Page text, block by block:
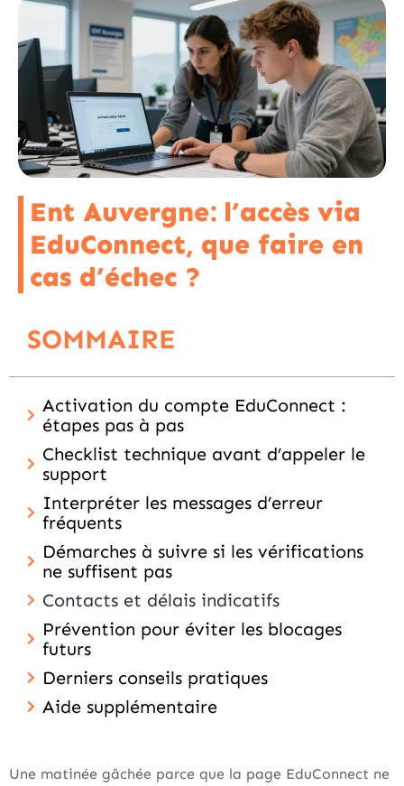
Ent Auvergne: l’accès via
EduConnect, que faire en
cas d’échec ?
SOMMAIRE
Activation du compte EduConnect :
étapes pas à pas
Checklist technique avant d’appeler le
support
Interpréter les messages d’erreur
fréquents
Démarches à suivre si les vérifications
ne suffisent pas
Contacts et délais indicatifs
Prévention pour éviter les blocages
futurs
Derniers conseils pratiques
Aide supplémentaire
Une matinée gâchée parce que la page EduConnect ne